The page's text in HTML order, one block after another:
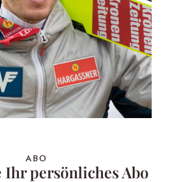
ABO
Ihr persönliches Abo